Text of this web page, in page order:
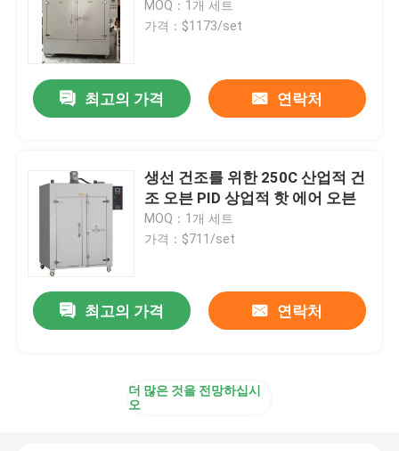
혈소판 인큐베이터 교반기
머플 로
MOQ：1개 세트
가격：$1173/set
최고의 가격 연락처
생선 건조를 위한 250C 산업적 건
조 오븐 PID 상업적 핫 에어 오븐
MOQ：1개 세트
가격：$711/set
최고의 가격 연락처
더 많은 것을 전망하십시
오